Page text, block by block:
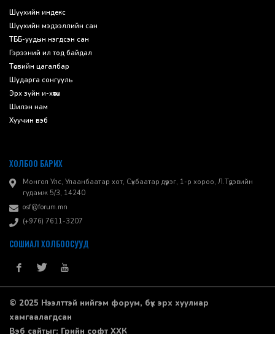
Шүүхийн индекс
Шүүхийн мэдээллийн сан
ТББ-уудын нэгдсэн сан
Гэрээний ил тод байдал
Төсвийн цагалбар
Шударга сонгууль
Эрх зүйн и-хөтөч
Шилэн нам
Хуучин вэб
ХОЛБОО БАРИХ
Монгол Улс, Улаанбаатар хот, Сүхбаатар дүүрэг, 1-р хороо, ​Л.Түдэвийн
гудамж 5/3, 14240
osf@forum.mn
(+976) 7611-3207
СОШИАЛ ХОЛБООСУУД
© 2025 Нээлттэй нийгэм форум, бүх эрх хуулиар
хамгаалагдсан
Вэб сайтыг:Грийн софт ХХК